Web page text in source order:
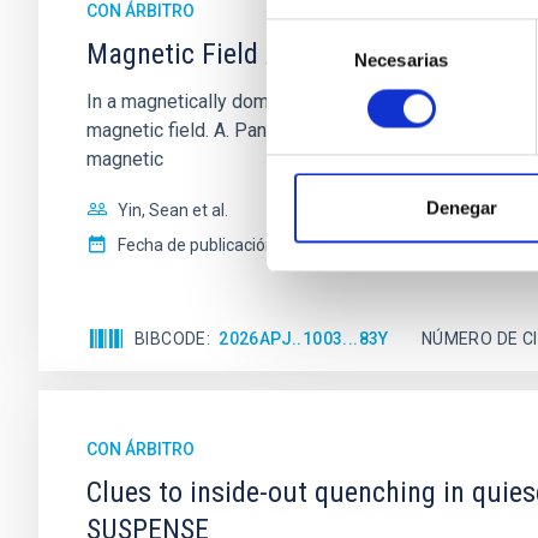
de
consentimiento
Necesarias
Denegar
CON ÁRBITRO
Magnetic Field Alignment with Dense
In a magnetically dominated model of star
magnetic field. A. Pandhi et al. showed instead,
magnetic
Yin, Sean et al.
Fecha de publicación:
5 2026
BIBCODE 2026APJ..1003...83Y NÚMERO DE
CON ÁRBITRO
Clues to inside-out quenching in
SUSPENSE